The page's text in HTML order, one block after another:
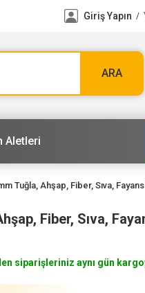
Giriş Yapın /
ARA
Aletleri
Tuğla, Ahşap, Fiber, Sıva,
Fiber, Sıva,
siparişleriniz aynı gün